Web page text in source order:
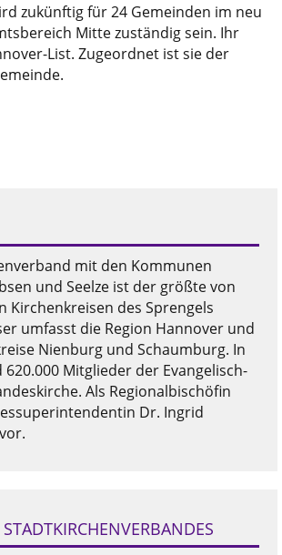
zukünftig für 24 Gemeinden im neu
Mitte zuständig sein. Ihr
List. Zugeordnet ist sie der
mit den Kommunen
und Seelze ist der größte von
Kirchenkreisen des Sprengels
umfasst die Region Hannover und
Nienburg und Schaumburg. In
Mitglieder der Evangelisch-
Als Regionalbischöfin
Dr. Ingrid